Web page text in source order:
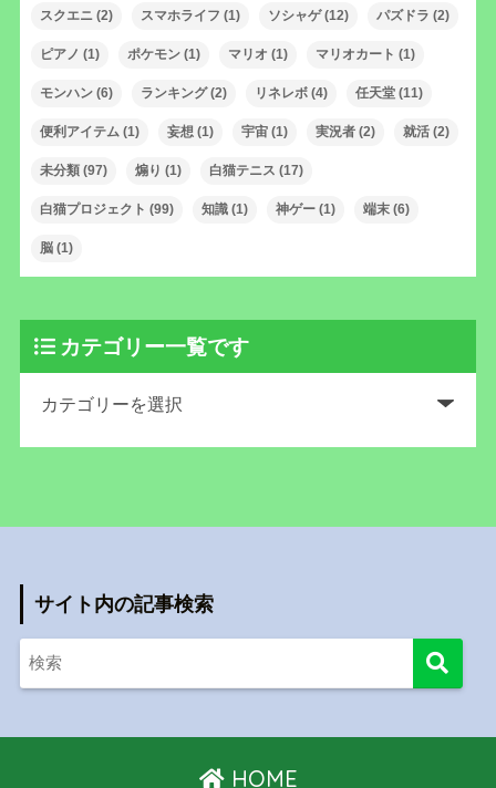
スクエニ(2) スマホライフ (1) ソシャゲ(12) パズドラ (2)
ピアノ (1) ポケモン(1) マリオ (1) マリオカート (1)
モンハン(6) ランキング(2) リネレボ(4) 任天堂(11)
便利アイテム(1) 妄想(1) 宇宙(1) 実況者(2) 就活(2)
未分類(97) 煽り (1) 白猫テニス (17)
白猫プロジェクト (99) 知識(1) 神ゲー(1) 端末(6)
脳(1)
カテゴリー一覧です
サイト内の記事検索
HOME